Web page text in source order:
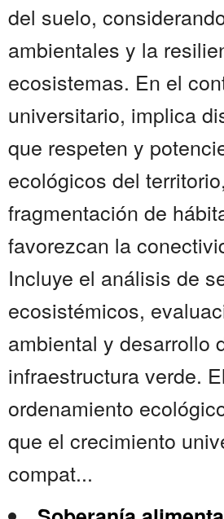
del suelo,
ambientales y la
ecosistemas. En el
universitario, implica
que respeten y
ecológicos del
fragmentación de
favorezcan la
Incluye el análisis de
ecosistémicos,
ambiental y desarrollo
infraestructura verde. El
ordenamiento
que el crecimiento
compat...